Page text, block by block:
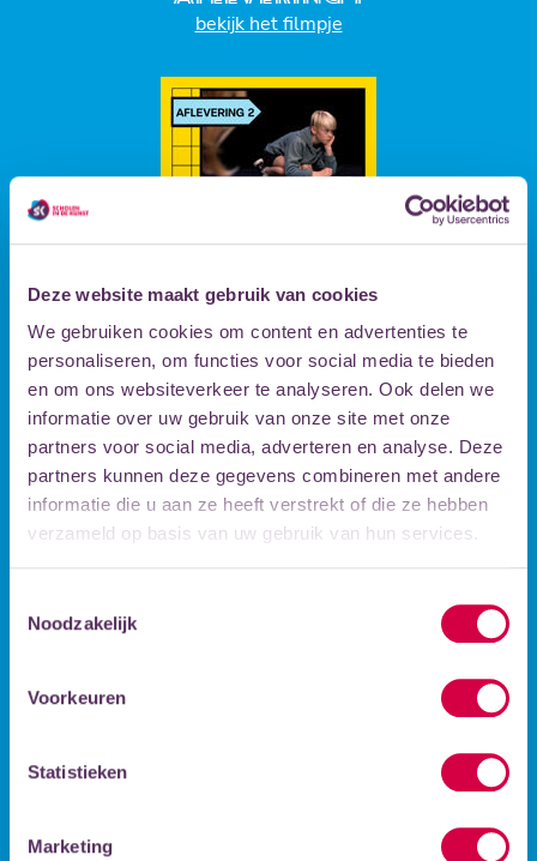
Deze website maakt gebruik van cookies
We gebruiken cookies om content en advertenties te
personaliseren, om functies voor social media te bieden
en om ons websiteverkeer te analyseren. Ook delen we
informatie over uw gebruik van onze site met onze
partners voor social media, adverteren en analyse. Deze
partners kunnen deze gegevens combineren met andere
informatie die u aan ze heeft verstrekt of die ze hebben
verzameld op basis van uw gebruik van hun services.
Noodzakelijk
Voorkeuren
Statistieken
Marketing
bekijk het filmpje
SCRIPT & SCHRIJVEN
AFLEVERING 2
bekijk het filmpje!